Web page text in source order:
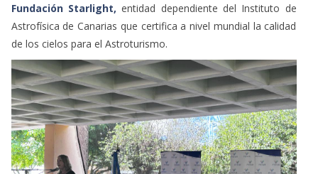
Fundación Starlight, entidad dependiente del Instituto de
Astrofísica de Canarias que certifica a nivel mundial la calidad
de los cielos para el Astroturismo.